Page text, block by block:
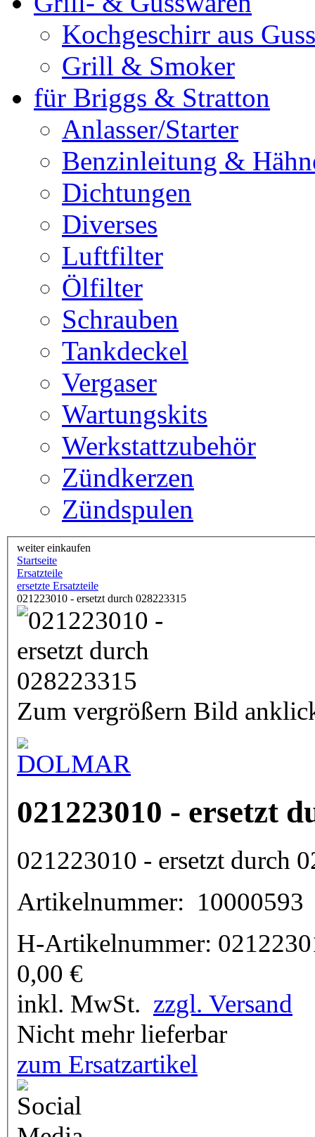
Kochgeschirr aus
Grill & Smoker
für Briggs & Stratton
Anlasser/Starter
Benzinleitung &
Dichtungen
Diverses
Luftfilter
Ölfilter
Schrauben
Tankdeckel
Vergaser
Wartungskits
Werkstattzubehör
Zündkerzen
Zündspulen
weiter einkaufen
Startseite
Ersatzteile
ersetzte Ersatzteile
021223010 - ersetzt durch 028223315
Zum vergrößern Bild
021223010 - ersetzt
021223010 - ersetzt durch
10000593
H-Artikelnummer:
0,00 €
inkl. MwSt. zzgl. Versand
Nicht mehr lieferbar
zum Ersatzartikel